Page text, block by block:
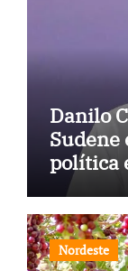
Danilo
Sudene
política
estados
Nordeste